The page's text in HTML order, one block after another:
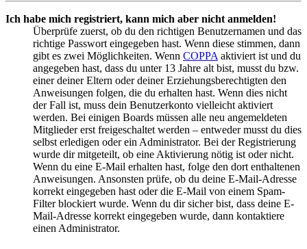
Ich habe mich registriert, kann mich aber nicht anmelden!
Überprüfe zuerst, ob du den richtigen Benutzernamen und das
richtige Passwort eingegeben hast. Wenn diese stimmen, dann
gibt es zwei Möglichkeiten. Wenn COPPA aktiviert ist und du
angegeben hast, dass du unter 13 Jahre alt bist, musst du bzw.
einer deiner Eltern oder deiner Erziehungsberechtigten den
Anweisungen folgen, die du erhalten hast. Wenn dies nicht
der Fall ist, muss dein Benutzerkonto vielleicht aktiviert
werden. Bei einigen Boards müssen alle neu angemeldeten
Mitglieder erst freigeschaltet werden – entweder musst du dies
selbst erledigen oder ein Administrator. Bei der Registrierung
wurde dir mitgeteilt, ob eine Aktivierung nötig ist oder nicht.
Wenn du eine E-Mail erhalten hast, folge den dort enthaltenen
Anweisungen. Ansonsten prüfe, ob du deine E-Mail-Adresse
korrekt eingegeben hast oder die E-Mail von einem Spam-
Filter blockiert wurde. Wenn du dir sicher bist, dass deine E-
Mail-Adresse korrekt eingegeben wurde, dann kontaktiere
einen Administrator.